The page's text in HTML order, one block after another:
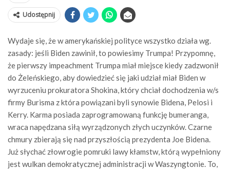
Udostępnij
Wydaje się, że w amerykańskiej polityce wszystko działa wg.
zasady: jeśli Biden zawinił, to powiesimy Trumpa! Przypomnę,
że pierwszy impeachment Trumpa miał miejsce kiedy zadzwonił
do Żeleńskiego, aby dowiedzieć się jaki udział miał Biden w
wyrzuceniu prokuratora Shokina, który chciał dochodzenia w/s
firmy Burisma z która powiązani byli synowie Bidena, Pelosi i
Kerry. Karma posiada zaprogramowaną funkcję bumeranga,
wraca napędzana siłą wyrządzonych złych uczynków. Czarne
chmury zbierają się nad przyszłością prezydenta Joe Bidena.
Już słychać złowrogie pomruki lawy kłamstw, którą wypełniony
jest wulkan demokratycznej administracji w Waszyngtonie. To,